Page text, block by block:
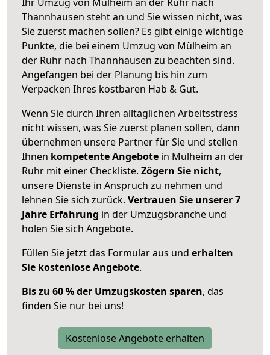
Thannhausen steht an und Sie wissen nicht, was
Sie zuerst machen sollen? Es gibt einige wichtige
Punkte, die bei einem Umzug von Mülheim an
der Ruhr nach Thannhausen zu beachten sind.
Angefangen bei der Planung bis hin zum
Verpacken Ihres kostbaren Hab & Gut.
Wenn Sie durch Ihren alltäglichen Arbeitsstress
nicht wissen, was Sie zuerst planen sollen, dann
übernehmen unsere Partner für Sie und stellen
Ihnen kompetente Angebote in Mülheim an der
Ruhr mit einer Checkliste. Zögern Sie nicht,
unsere Dienste in Anspruch zu nehmen und
lehnen Sie sich zurück. Vertrauen Sie unserer 7
Jahre Erfahrung in der Umzugsbranche und
holen Sie sich Angebote.
Füllen Sie jetzt das Formular aus und erhalten
Sie kostenlose Angebote.
Bis zu 60 % der Umzugskosten sparen, das
finden Sie nur bei uns!
Kostenlose Angebote erhalten